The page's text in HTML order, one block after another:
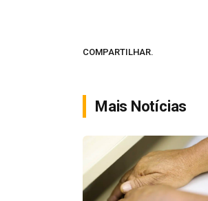
COMPARTILHAR.
Mais Notícias